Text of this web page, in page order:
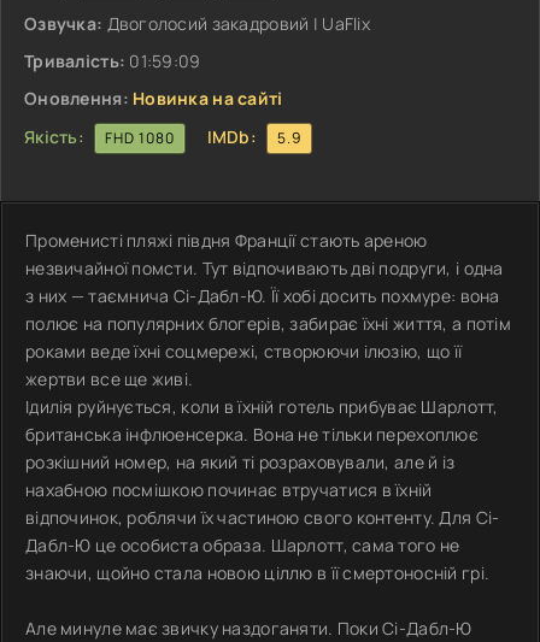
Озвучка: Двоголосий закадровий | UaFlix
Тривалість: 01:59:09
Оновлення: Новинка на сайті
Якість:
FHD 1080 IMDb: 5.9
Променисті пляжі півдня Франції стають ареною
незвичайної помсти. Тут відпочивають дві подруги, і одна
з них — таємнича Сі-Дабл-Ю. Її хобі досить похмуре: вона
полює на популярних блогерів, забирає їхні життя, а потім
роками веде їхні соцмережі, створюючи ілюзію, що її
жертви все ще живі.
Ідилія руйнується, коли в їхній готель прибуває Шарлотт,
британська інфлюенсерка. Вона не тільки перехоплює
розкішний номер, на який ті розраховували, але й із
нахабною посмішкою починає втручатися в їхній
відпочинок, роблячи їх частиною свого контенту. Для Сі-
Дабл-Ю це особиста образа. Шарлотт, сама того не
знаючи, щойно стала новою ціллю в її смертоносній грі.
Але минуле має звичку наздоганяти. Поки Сі-Дабл-Ю